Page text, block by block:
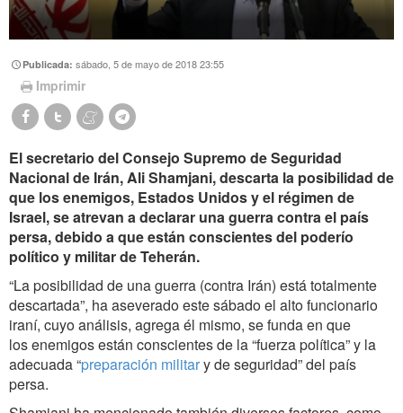
Publicada:sábado, 5 de mayo de 2018 23:55
Imprimir
El secretario del Consejo Supremo de Seguridad
Nacional de Irán, Ali Shamjani, descarta la posibilidad de
que los enemigos, Estados Unidos y el régimen de
Israel, se atrevan a declarar una guerra contra el país
persa, debido a que están conscientes del poderío
político y militar de Teherán.
“La posibilidad de una guerra (contra Irán) está totalmente
descartada”, ha aseverado este sábado el alto funcionario
iraní, cuyo análisis, agrega él mismo, se funda en que
los enemigos están conscientes de la “fuerza política” y la
adecuada “preparación military de seguridad” del país
persa.